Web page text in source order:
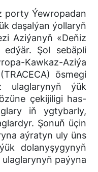
porty Ýewropadan
daşalýan ýollaryň
Aziýanyň «Deňiz
Şol sebäpli
Kawkaz-Aziýa
ösmegi
ulaglarynyň ýük
çekijiligi has-
iň ygtybarly,
Şonuň üçin
aýratyn uly üns
dolanyşygynyň
paýyna